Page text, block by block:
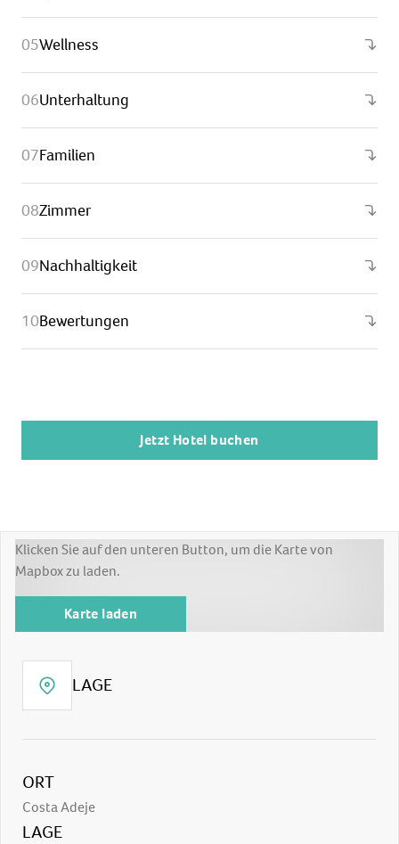
Wellness
Unterhaltung
Familien
Zimmer
Nachhaltigkeit
Bewertungen
Jetzt Hotel buchen
LAGE
ORT
Costa Adeje
LAGE
Klicken Sie auf den unteren Button, um die Karte von
Mapbox zu laden.
Karte laden